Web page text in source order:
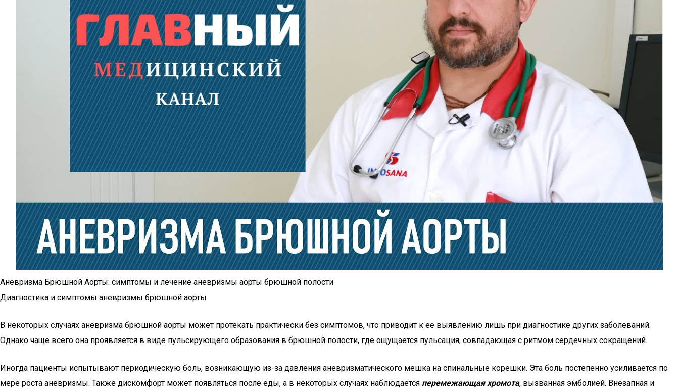
Аневризма Брюшной Аорты: симптомы и лечение аневризмы аорты брюшной полости
Диагностика и симптомы аневризмы брюшной аорты
В некоторых случаях аневризма брюшной аорты может протекать практически без симптомов, что приводит к ее выявлению лишь при диагностике других заболеваний.
Однако чаще всего она проявляется в виде пульсирующего образования в брюшной полости, где ощущается пульсация, совпадающая с ритмом сердечных сокращений.
Иногда пациенты испытывают периодическую боль, возникающую из-за давления аневризматического мешка на спинальные корешки. Эта боль постепенно усиливается по
мере роста аневризмы. Также дискомфорт может появляться после еды, а в некоторых случаях наблюдается перемежающая хромота, вызванная эмболией. Внезапная и